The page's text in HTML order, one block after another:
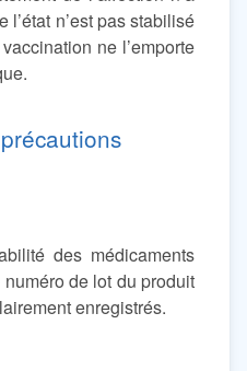
l’état n’est pas stabilisé
ne l’emporte
des médicaments
de lot du produit
enregistrés.